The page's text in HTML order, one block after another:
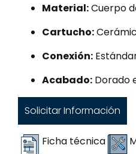
Material:Cuerpo
Cartucho:
Conexión:
Acabado: Dorado
Solicitar Información
Ficha técnica